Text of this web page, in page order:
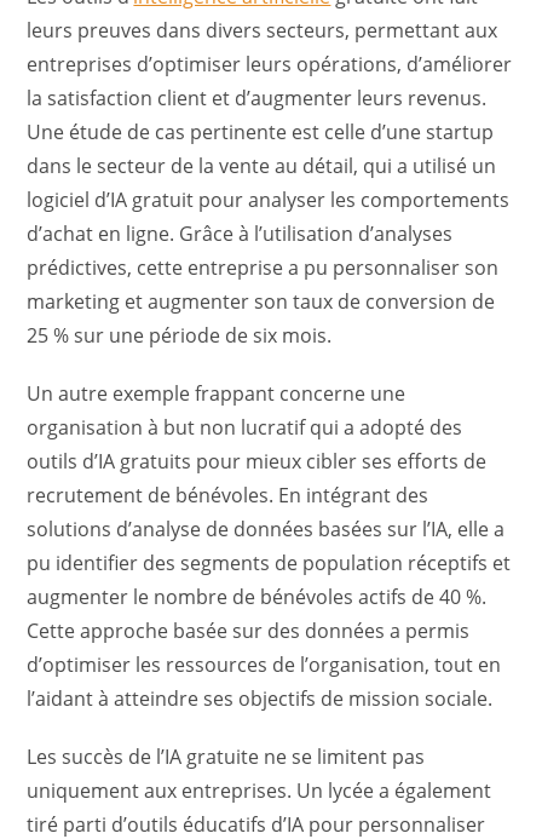
leurs preuves dans divers secteurs, permettant aux
entreprises d’optimiser leurs opérations, d’améliorer
la satisfaction client et d’augmenter leurs revenus.
Une étude de cas pertinente est celle d’une startup
dans le secteur de la vente au détail, qui a utilisé un
logiciel d’IA gratuit pour analyser les comportements
d’achat en ligne. Grâce à l’utilisation d’analyses
prédictives, cette entreprise a pu personnaliser son
marketing et augmenter son taux de conversion de
25 % sur une période de six mois.
Un autre exemple frappant concerne une
organisation à but non lucratif qui a adopté des
outils d’IA gratuits pour mieux cibler ses efforts de
recrutement de bénévoles. En intégrant des
solutions d’analyse de données basées sur l’IA, elle a
pu identifier des segments de population réceptifs et
augmenter le nombre de bénévoles actifs de 40 %.
Cette approche basée sur des données a permis
d’optimiser les ressources de l’organisation, tout en
l’aidant à atteindre ses objectifs de mission sociale.
Les succès de l’IA gratuite ne se limitent pas
uniquement aux entreprises. Un lycée a également
tiré parti d’outils éducatifs d’IA pour personnaliser